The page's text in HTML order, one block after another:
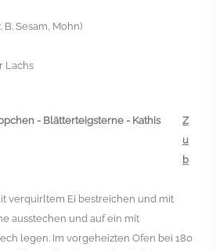
Sesam, Mohn)
Lachs
Z
u
b
verquirltem Ei bestreichen und mit
ausstechen und auf ein mit
legen. Im vorgeheizten Ofen bei 180